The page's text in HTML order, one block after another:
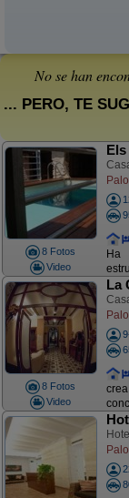
No se han
... PERO, TE
8 Fotos
Video
Ha
8 Fotos
Video
La